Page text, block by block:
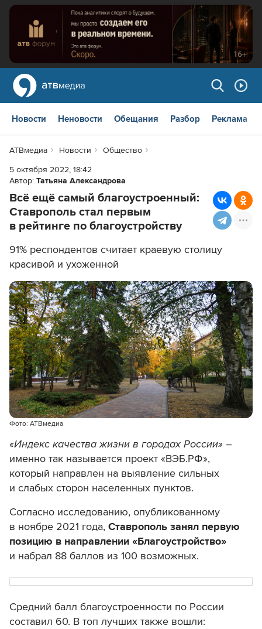
Новости Неновости Обещания Разбор Реклама
АТВмедиа Новости
Общество
5 октября 2022, 18:42
Автор: Татьяна Александрова
Всё ещё самый благоустроенный:
Ставрополь стал первым
в рейтинге по благоустройству
91% респондентов считает краевую столицу
красивой и ухоженной
Фото: АТВмедиа
«Индекс качества жизни в городах России» –
именно так называется проект «ВЭБ.РФ»,
который направлен на выявление сильных
и слабых сторон населенных пунктов.
Согласно исследованию, опубликованному
в ноябре 2021 года, Ставрополь занял первую
позицию в направлении «Благоустройство»
и набрал 88 баллов из 100 возможных.
Средний балл благоустроенности по России
составил 60. В топ лучших также вошли: